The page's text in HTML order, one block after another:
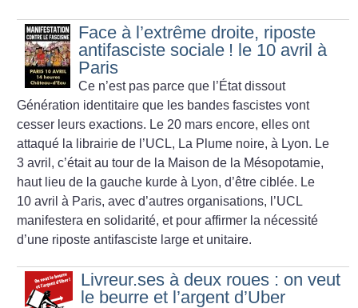
Face à l’extrême droite, riposte
antifasciste sociale ! le 10 avril à
Paris
Ce n’est pas parce que l’État dissout
Génération identitaire que les bandes fascistes vont
cesser leurs exactions. Le 20 mars encore, elles ont
attaqué la librairie de l’UCL, La Plume noire, à Lyon. Le
3 avril, c’était au tour de la Maison de la Mésopotamie,
haut lieu de la gauche kurde à Lyon, d’être ciblée. Le
10 avril à Paris, avec d’autres organisations, l’UCL
manifestera en solidarité, et pour affirmer la nécessité
d’une riposte antifasciste large et unitaire.
Livreur.ses à deux roues : on veut
le beurre et l’argent d’Uber